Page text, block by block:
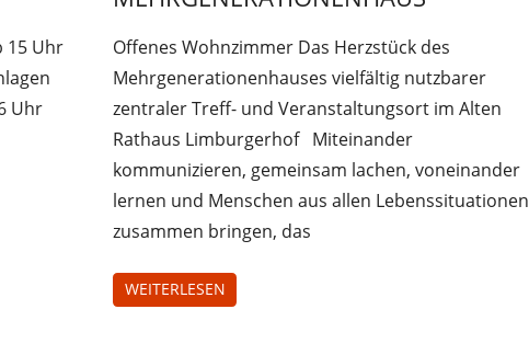
15 Uhr
Uhr
2012
Offenes Wohnzimmer Das Herzstück des
Mehrgenerationenhauses vielfältig nutzbarer
zentraler Treff- und Veranstaltungsort im Alten
Rathaus Limburgerhof Miteinander
kommunizieren, gemeinsam lachen, voneinander
lernen und Menschen aus allen Lebenssituationen
zusammen bringen, das
WEITERLESEN